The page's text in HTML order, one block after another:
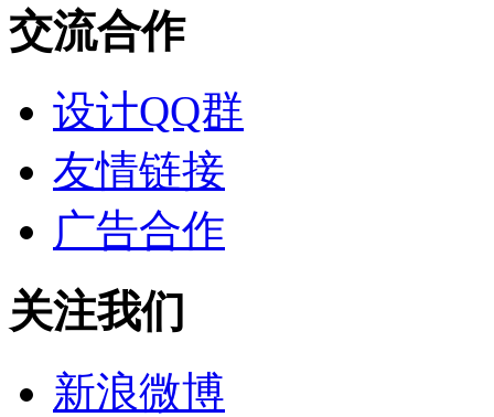
交流合作
设计QQ群
友情链接
广告合作
关注我们
新浪微博